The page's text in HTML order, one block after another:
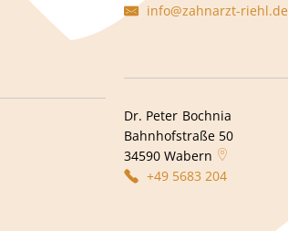
info@zahnarzt-riehl.de
Dr. Peter Bochnia
Bahnhofstraße 50
34590 Wabern
+49 5683 204